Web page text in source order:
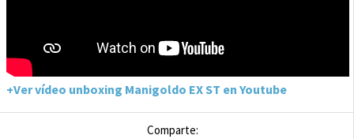
+Ver vídeo unboxing Manigoldo EX ST en Youtube
Comparte: